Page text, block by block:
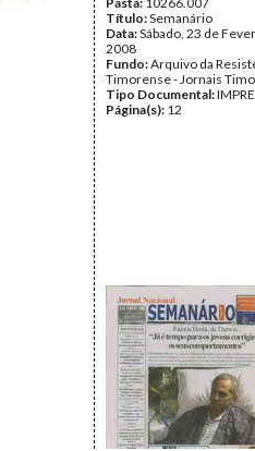
Título:Semanário
Data:Sábado, 23 de
2008
Fundo:Arquivo da
Timorense - Jornais
Tipo Documental:
Página(s): 12